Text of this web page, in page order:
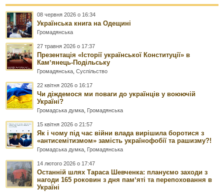
08 червня 2026 о 16:34
Українська книга на Одещині
Громадянська
27 травня 2026 о 17:37
Презентація «Історії української Конституції» в
Камʼянець-Подільську
Громадянська ,Суспільство
22 квітня 2026 о 16:17
Чи діждемося ми поваги до українців у воюючій
Україні?
Громадська думка Громадянська
15 квітня 2026 о 21:57
Як і чому під час війни влада вирішила боротися з
«антисемітизмом» замість українофобії та рашизму?!
Громадська думка Громадянська
14 лютого 2026 о 17:47
Останній шлях Тараса Шевченка: плануємо заходи з
нагоди 165 роковин з дня памʼяті та перепоховання в
Україні